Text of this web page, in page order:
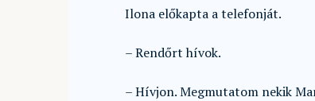
Ilona előkapta a telefonját.
– Rendőrt hívok.
– Hívjon. Megmutatom nekik